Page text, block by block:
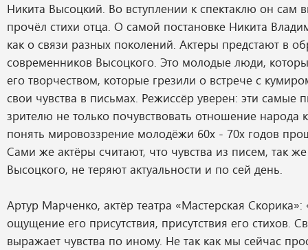
Никита Высоцкий. Во вступлении к спектаклю он сам
прочёл стихи отца. О самой постановке Никита
как о связи разных поколений. Актеры предстают в
современников Высоцкого. Это молодые люди,
его творчеством, которые грезили о встрече с
свои чувства в письмах. Режиссёр уверен: эти самые
зрителю не только почувствовать отношение народа
понять мировоззрение молодёжи 60х - 70х годов
Сами же актёры считают, что чувства из писем, так же
Высоцкого, не теряют актуальности и по сей день.
Артур Марченко, актёр театра «Мастерская
ощущение его присутствия, присутствия его стихов.
выражает чувства по иному. Не так как мы сейчас